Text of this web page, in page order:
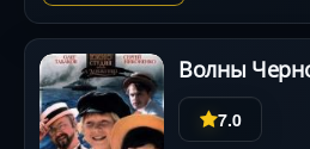
Волны
7.0